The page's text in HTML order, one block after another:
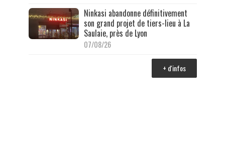
Ninkasi abandonne définitivement
son grand projet de tiers-lieu à La
Saulaie, près de Lyon
07/08/26
+ d'infos